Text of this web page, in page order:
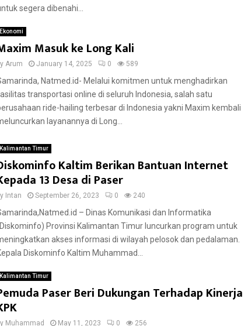
segera dibenahi...
Ekonomi
Masuk ke Long Kali
Arum January 14, 2025 0 589
Natmed.id- Melalui komitmen untuk menghadirkan
transportasi online di seluruh Indonesia, salah satu
ride-hailing terbesar di Indonesia yakni Maxim kembali
layanannya di Long...
Kalimantan Timur
Kaltim Berikan Bantuan Internet
13 Desa di Paser
Intan September 26, 2023 0 240
– Dinas Komunikasi dan Informatika
Provinsi Kalimantan Timur luncurkan program untuk
akses informasi di wilayah pelosok dan pedalaman.
Diskominfo Kaltim Muhammad...
Kalimantan Timur
Paser Beri Dukungan Terhadap Kinerja
Muhammad May 11, 2023 0 256